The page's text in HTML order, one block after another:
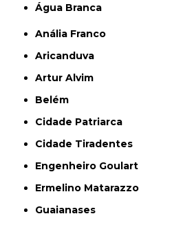
Água Branca
Anália Franco
Aricanduva
Artur Alvim
Belém
Cidade Patriarca
Cidade Tiradentes
Engenheiro Goulart
Ermelino Matarazzo
Guaianases